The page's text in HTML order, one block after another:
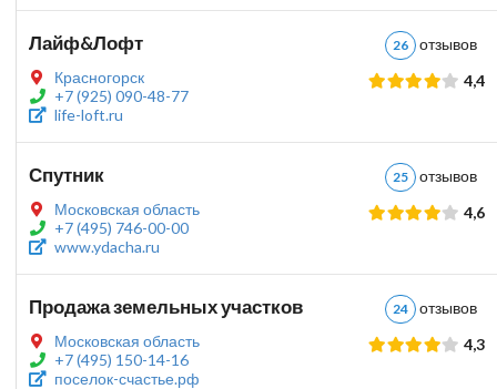
Лайф&Лофт 26
Красногорск
+7 (925) 090-48-77
life-loft.ru
4,4
Спутник 25
Московская область
+7 (495) 746-00-00
www.ydacha.ru
4,6
Продажа земельных участков 24
Московская область
+7 (495) 150-14-16
поселок-счастье.рф
4,3